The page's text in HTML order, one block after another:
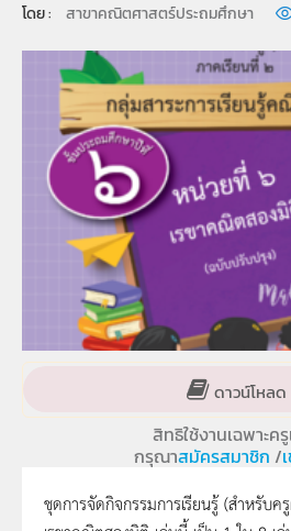
โดย :
สาขาคณิตศาสตร์ประถมศึกษา
ดาวน์โหลด
สิทธิใช้งานเฉพาะค
กรุณาสมัครสมาชิก /
ชุดการจัดกิจกรรมการเรียนรู้ (สำหรับ